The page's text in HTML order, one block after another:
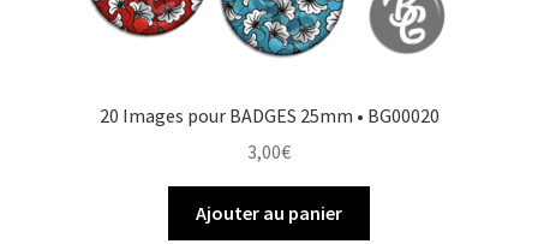
20 Images pour BADGES 25mm • BG00020
3,00€
Ajouter au panier